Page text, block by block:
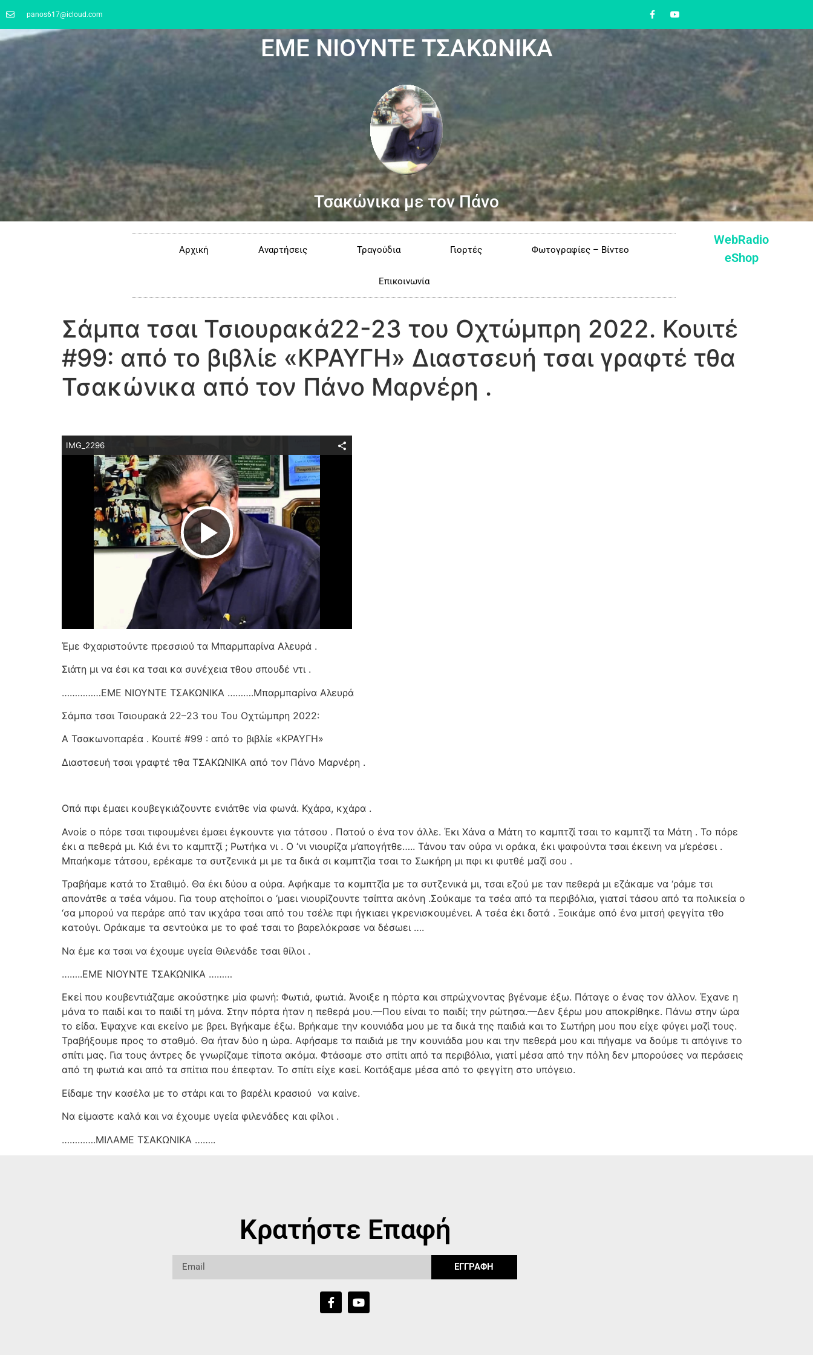
panos617@icloud.com
ΕΜΕ ΝΙΟΥΝΤΕ ΤΣΑΚΩΝΙΚΑ
Τσακώνικα με τον Πάνο
Αρχική Αναρτήσεις Τραγούδια Γιορτές Φωτογραφίες – Βίντεο
Επικοινωνία
WebRadio
eShop
Σάμπα τσαι Τσιουρακά22-23 του Οχτώμπρη 2022. Κουιτέ
#99: από το βιβλίε «ΚΡΑΥΓΗ» Διαστσευή τσαι γραφτέ τθα
Τσακώνικα από τον Πάνο Μαρνέρη .
IMG_2296
Play Video
Έμε Φχαριστούντε πρεσσιού τα Μπαρμπαρίνα Αλευρά .
Σιάτη μι να έσι κα τσαι κα συνέχεια τθου σπουδέ ντι .
……………ΕΜΕ ΝΙΟΥΝΤΕ ΤΣΑΚΩΝΙΚΑ ……….Μπαρμπαρίνα Αλευρά
Σάμπα τσαι Τσιουρακά 22–23 του Του Οχτώμπρη 2022:
Α Τσακωνοπαρέα . Κουιτέ #99 : από το βιβλίε «ΚΡΑΥΓΗ»
Διαστσευή τσαι γραφτέ τθα ΤΣΑΚΩΝΙΚΑ από τον Πάνο Μαρνέρη .
Οπά πφι έμαει κουβεγκιάζουντε ενιάτθε νία φωνά. Κχάρα, κχάρα .
Ανοίε ο πόρε τσαι τιφουμένει έμαει έγκουντε για τάτσου . Πατού ο ένα τον άλλε. Έκι Χάνα α Μάτη το καμπτζί τσαι το καμπτζί τα Μάτη . Το πόρε
έκι α πεθερά μι. Κιά ένι το καμπτζί ; Ρωτήκα νι . Ο ‘νι νιουρίζα μ’απογήτθε….. Τάνου ταν ούρα νι οράκα, έκι ψαφούντα τσαι έκεινη να μ’ερέσει .
Μπαήκαμε τάτσου, ερέκαμε τα συτζενικά μι με τα δικά σι καμπτζία τσαι το Σωκήρη μι πφι κι φυτθέ μαζί σου .
Τραβήαμε κατά το Σταθιμό. Θα έκι δύου α ούρα. Αφήκαμε τα καμπτζία με τα συτζενικά μι, τσαι εζού με ταν πεθερά μι εζάκαμε να ‘ράμε τσι
απονάτθε α τσέα νάμου. Για τουρ ατςhοίποι ο ‘μαει νιουρίζουντε τσίπτα ακόνη .Σούκαμε τα τσέα από τα περιβόλια, γιατσί τάσου από τα πολικεία ο
‘σα μπορού να περάρε από ταν ικχάρα τσαι από του τσέλε πφι ήγκιαει γκρενισκουμένει. Α τσέα έκι δατά . Ξοικάμε από ένα μιτσή φεγγίτα τθο
κατούγι. Οράκαμε τα σεντούκα με το φαέ τσαι το βαρελόκρασε να δέσωει ….
Να έμε κα τσαι να έχουμε υγεία Θιλενάδε τσαι θίλοι .
……..ΕΜΕ ΝΙΟΥΝΤΕ ΤΣΑΚΩΝΙΚΑ ………
Εκεί που κουβεντιάζαμε ακούστηκε μία φωνή: Φωτιά, φωτιά. Άνοιξε η πόρτα και σπρώχνοντας βγέναμε έξω. Πάταγε ο ένας τον άλλον. Έχανε η
μάνα το παιδί και το παιδί τη μάνα. Στην πόρτα ήταν η πεθερά μου.—Που είναι το παιδί; την ρώτησα.—Δεν ξέρω μου αποκρίθηκε. Πάνω στην ώρα
το είδα. Έψαχνε και εκείνο με βρει. Βγήκαμε έξω. Βρήκαμε την κουνιάδα μου με τα δικά της παιδιά και το Σωτήρη μου που είχε φύγει μαζί τους.
Τραβήξουμε προς το σταθμό. Θα ήταν δύο η ώρα. Αφήσαμε τα παιδιά με την κουνιάδα μου και την πεθερά μου και πήγαμε να δούμε τι απόγινε το
σπίτι μας. Για τους άντρες δε γνωρίζαμε τίποτα ακόμα. Φτάσαμε στο σπίτι από τα περιβόλια, γιατί μέσα από την πόλη δεν μπορούσες να περάσεις
από τη φωτιά και από τα σπίτια που έπεφταν. Το σπίτι είχε καεί. Κοιτάξαμε μέσα από το φεγγίτη στο υπόγειο.
Είδαμε την κασέλα με το στάρι και το βαρέλι κρασιού να καίνε.
Να είμαστε καλά και να έχουμε υγεία φιλενάδες και φίλοι .
………….ΜΙΛΑΜΕ ΤΣΑΚΩΝΙΚΑ ……..
Κρατήστε Επαφή
ΕΓΓΡΑΦΗ